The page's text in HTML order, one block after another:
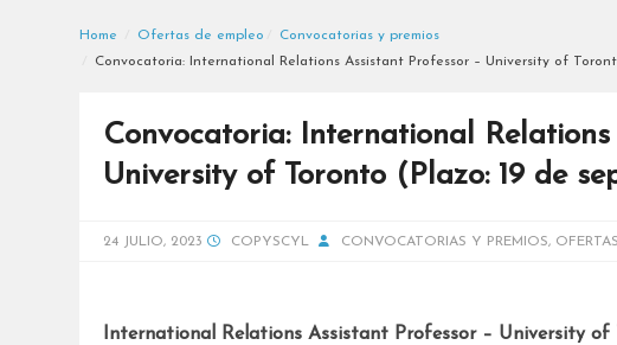
Home Ofertas de empleo
Convocatorias y premios
Convocatoria: International Relations Assistant Professor – University of
Convocatoria: International
University of Toronto (Plazo: 19 de
24 JULIO, 2023 COPYSCYL CONVOCATORIAS Y PREMIOS,
International Relations Assistant Professor – University of